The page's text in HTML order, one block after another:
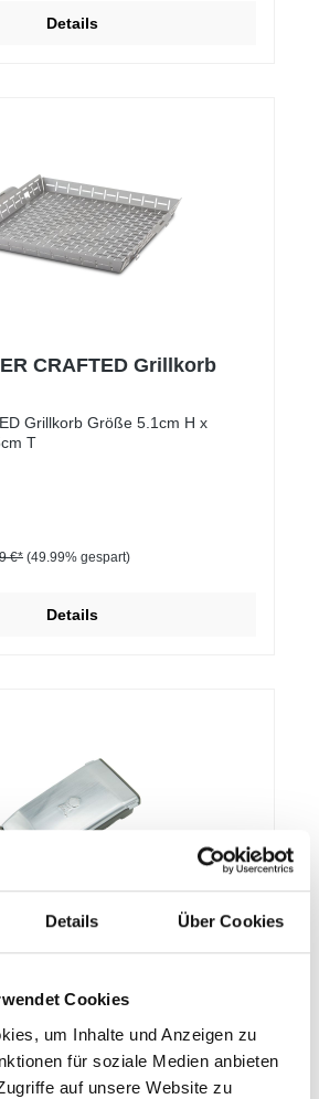
Details Über Cookies
Cookies
um Inhalte und Anzeigen zu
für soziale Medien anbieten
auf unsere Website zu
Details
CRAFTED Grillkorb
Größe 5.1cm H x
T
€* (49.99% gespart)
Details
Grifflicht für Gasgrills ab
Grill Out haben Sie alles im
ist kleiner, dafür aber viel
auf Kippen des Deckels und sorgt
bequeme Handhabung. Die